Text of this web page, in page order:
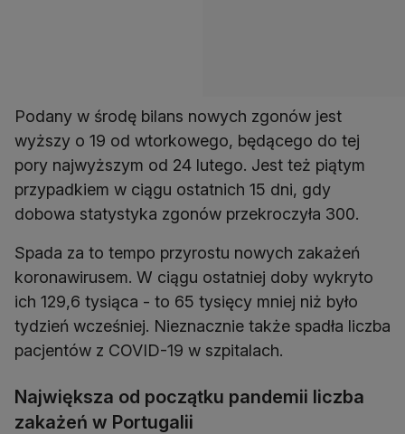
Podany w środę bilans nowych zgonów jest
wyższy o 19 od wtorkowego, będącego do tej
pory najwyższym od 24 lutego. Jest też piątym
przypadkiem w ciągu ostatnich 15 dni, gdy
dobowa statystyka zgonów przekroczyła 300.
Spada za to tempo przyrostu nowych zakażeń
koronawirusem. W ciągu ostatniej doby wykryto
ich 129,6 tysiąca - to 65 tysięcy mniej niż było
tydzień wcześniej. Nieznacznie także spadła liczba
pacjentów z COVID-19 w szpitalach.
Największa od początku pandemii liczba
zakażeń w Portugalii